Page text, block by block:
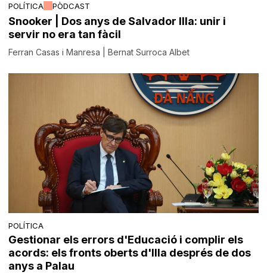
POLÍTICA PÒDCAST
Snooker | Dos anys de Salvador Illa: unir i
servir no era tan fàcil
Ferran Casas i Manresa | Bernat Surroca Albet
POLÍTICA
Gestionar els errors d'Educació i complir els
acords: els fronts oberts d'Illa després de dos
anys a Palau